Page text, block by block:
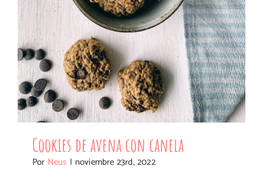
Cookies de avena con canela
Por Neus | noviembre 23rd, 2022